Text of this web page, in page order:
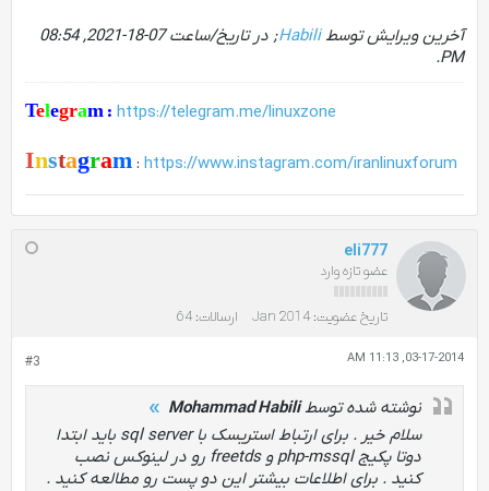
آخرین ویرایش توسطHabili; در تاریخ/ساعت
07-18-2021, 08:54
PM
.
Telegram : https://telegram.me/linuxzone
Instagram : https://www.instagram.com/iranlinuxforum
eli777
عضو تازه وارد
تاریخ عضویت: Jan 2014 ارسالات: 64
#3 03-17-2014, 11:13 AM
نوشته شده توسطMohammad Habili
سلام خیر . برای ارتباط استریسک با sql server باید ابتدا
دوتا پکیج php-mssql و freetds رو در لینوکس نصب
کنید . برای اطلاعات بیشتر این دو پست رو مطالعه کنید .